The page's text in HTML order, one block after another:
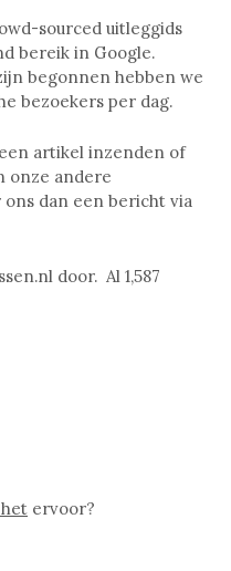
sourced uitleggids
bereik in Google.
begonnen hebben we
bezoekers per dag.
artikel inzenden of
onze andere
dan een bericht via
door. Al 1,587
ervoor?